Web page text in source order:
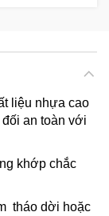
liệu nhựa cao
đối an toàn với
khớp chắc
tháo dời hoặc